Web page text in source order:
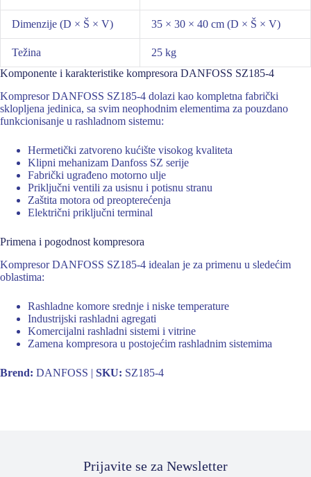
Dimenzije (D × Š × V) 35 × 30 × 40 cm (D × Š × V)
Težina
25 kg
Komponente i karakteristike kompresora DANFOSS SZ185-4
Kompresor DANFOSS SZ185-4 dolazi kao kompletna fabrički
sklopljena jedinica, sa svim neophodnim elementima za pouzdano
funkcionisanje u rashladnom sistemu:
Hermetički zatvoreno kućište visokog kvaliteta
Klipni mehanizam Danfoss SZ serije
Fabrički ugrađeno motorno ulje
Priključni ventili za usisnu i potisnu stranu
Zaštita motora od preopterećenja
Električni priključni terminal
Primena i pogodnost kompresora
Kompresor DANFOSS SZ185-4 idealan je za primenu u sledećim
oblastima:
Rashladne komore srednje i niske temperature
Industrijski rashladni agregati
Komercijalni rashladni sistemi i vitrine
Zamena kompresora u postojećim rashladnim sistemima
Brend: DANFOSS | SKU: SZ185-4
Prijavite se za Newsletter